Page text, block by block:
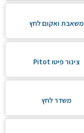
משאבת ואקום לחץ
צינור פיטו Pitot
משדר לחץ